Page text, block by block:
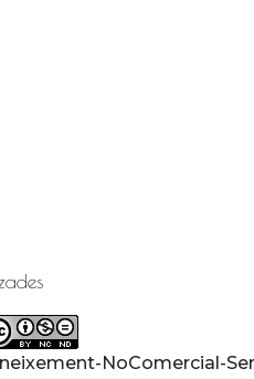
NoComercial-